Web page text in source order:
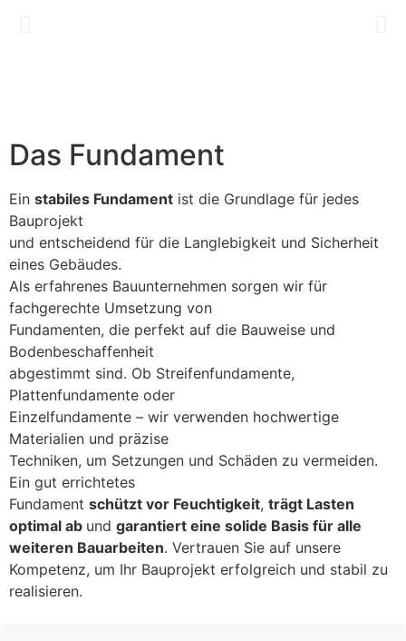
Das Fundament
Ein stabiles Fundament ist die Grundlage für jedes
Bauprojekt
und entscheidend für die Langlebigkeit und Sicherheit
eines Gebäudes.
Als erfahrenes Bauunternehmen sorgen wir für
fachgerechte Umsetzung von
Fundamenten, die perfekt auf die Bauweise und
Bodenbeschaffenheit
abgestimmt sind. Ob Streifenfundamente,
Plattenfundamente oder
Einzelfundamente – wir verwenden hochwertige
Materialien und präzise
Techniken, um Setzungen und Schäden zu vermeiden.
Ein gut errichtetes
Fundament schützt vor Feuchtigkeit, trägt Lasten
optimal ab und garantiert eine solide Basis für alle
weiteren Bauarbeiten. Vertrauen Sie auf unsere
Kompetenz, um Ihr Bauprojekt erfolgreich und stabil zu
realisieren.